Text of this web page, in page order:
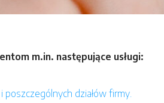
m.in. następujące usługi:
poszczególnych działów firmy.